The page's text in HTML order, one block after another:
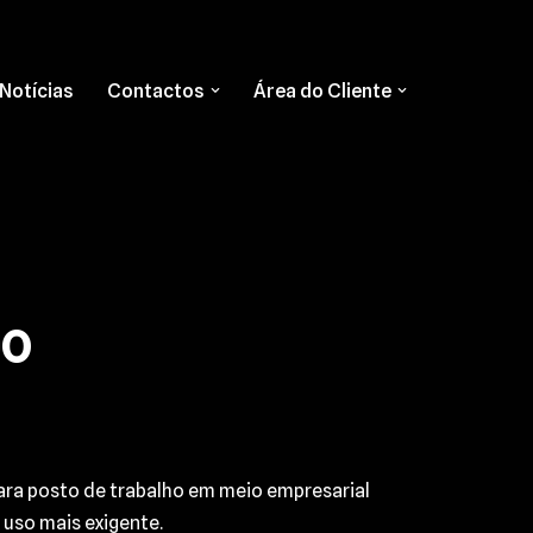
Notícias Contactos Área do Cliente
posto de trabalho em meio empresarial
mais exigente.